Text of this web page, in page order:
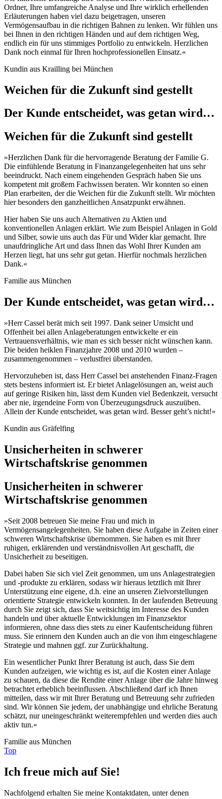
Ordner, Ihre umfangreiche Analyse und Ihre wirklich erhellenden
Erläuterungen haben viel dazu beigetragen, unseren
Vermögensaufbau in die richtigen Bahnen zu lenken. Wir fühlen uns
bei Ihnen in den richtigen Händen und auf dem richtigen Weg,
endlich ein für uns stimmiges Portfolio zu entwickeln. Herzlichen
Dank noch einmal für Ihren hochprofessionellen Einsatz.«
Kundin aus Krailling bei München
Weichen für die Zukunft sind gestellt
Der Kunde entscheidet, was getan wird…
Weichen für die Zukunft sind gestellt
»Herzlichen Dank für die hervorragende Beratung der Familie G.
Die einfühlende Beratung in Finanzangelegenheiten hat uns sehr
beeindruckt. Nach einem eingehenden Gespräch haben Sie uns
kompetent mit großem Fachwissen beraten. Wir konnten so einen
Plan erarbeiten, der die Weichen für die Zukunft stellt. Wir möchten
hier besonders den ganzheitlichen Ansatzpunkt erwähnen.
Hier haben Sie uns auch Alternativen zu Aktien und
konventionellen Anlagen erklärt. Wie zum Beispiel Anlagen in Gold
und Silber, sowie uns auch das Für und Wider klar gemacht. Ihre
unaufdringliche Art und dass Ihnen das Wohl Ihrer Kunden am
Herzen liegt, hat uns sehr gut getan. Hierfür nochmals herzlichen
Dank.«
Familie aus München
Der Kunde entscheidet, was getan wird…
»Herr Cassel berät mich seit 1997. Dank seiner Umsicht und
Offenheit bei allen Anlageberatungen entwickelte er ein
Vertrauensverhältnis, wie man es sich besser nicht wünschen kann.
Die beiden heiklen Finanzjahre 2008 und 2010 wurden –
zusammengenommen – verlustfrei überstanden.
Hervorzuheben ist, dass Herr Cassel bei anstehenden Finanz-Fragen
stets bestens informiert ist. Er bietet Anlagelösungen an, weist auch
auf geringe Risiken hin, lässt dem Kunden viel Bedenkzeit, versucht
aber nie, irgendeine Form von Überzeugungsdruck auszuüben.
Allein der Kunde entscheidet, was getan wird. Besser geht’s nicht!«
Kundin aus Gräfelfing
Unsicherheiten in schwerer
Wirtschaftskrise genommen
Unsicherheiten in schwerer
Wirtschaftskrise genommen
»Seit 2008 betreuen Sie meine Frau und mich in
Vermögensangelegenheiten. Sie haben diese Aufgabe in Zeiten einer
schweren Wirtschaftskrise übernommen. Sie haben es mit Ihrer
ruhigen, erklärenden und verständnisvollen Art geschafft, die
Unsicherheit zu beseitigen.
Dabei haben Sie sich viel Zeit genommen, um uns Anlagestrategien
und -produkte zu erklären, sodass wir hieraus letztlich mit Ihrer
Unterstützung eine eigene, d.h. eine an unseren Zielvorstellungen
orientierte Strategie entwickeln konnten. In der laufenden Betreuung
durch Sie zeigt sich, dass Sie weitsichtig im Interesse des Kunden
handeln und über aktuelle Entwicklungen im Finanzsektor
informieren, ohne dass dies stets zu einer Kaufentscheidung führen
muss. Sie erinnern den Kunden auch an die von ihm eingeschlagene
Strategie und mahnen ggf. zur Zurückhaltung.
Ein wesentlicher Punkt Ihrer Beratung ist auch, dass Sie dem
Kunden aufzeigen, wie wichtig es ist, auf die Kosten einer Anlage
zu schauen, da diese die Rendite einer Anlage über die Jahre hinweg
betrachtet erheblich beeinflussen. Abschließend darf ich Ihnen
mitteilen, dass wir mit Ihrer Beratung und Betreuung sehr zufrieden
sind. Wir können Sie jedem, der unabhängige und ehrliche Beratung
schätzt, nur uneingeschränkt weiterempfehlen und werden dies auch
aktiv tun.«
Familie aus München
Top
Ich freue mich auf Sie!
Nachfolgend erhalten Sie meine Kontaktdaten, unter denen